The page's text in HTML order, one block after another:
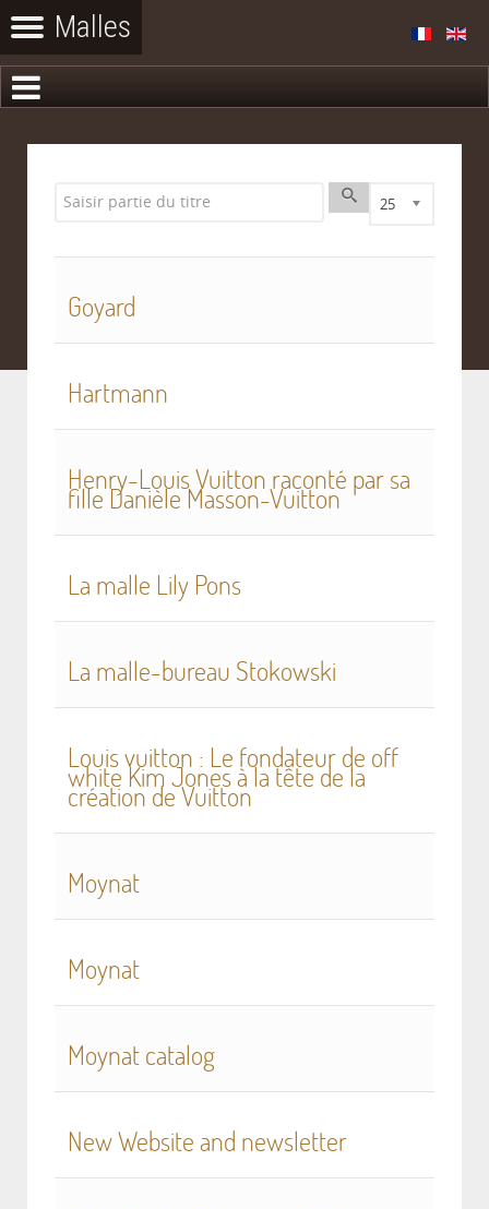
Saisir partie du titre Affichage #
25
Goyard
Hartmann
Henry-Louis Vuitton raconté par sa
fille Danièle Masson-Vuitton
La malle Lily Pons
La malle-bureau Stokowski
Louis vuitton : Le fondateur de off
white Kim Jones à la tête de la
création de Vuitton
Moynat
Moynat
Moynat catalog
New Website and newsletter